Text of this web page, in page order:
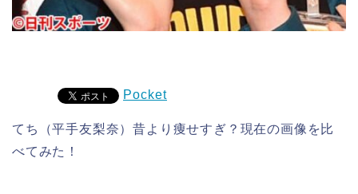
Pocket
てち（平手友梨奈）昔より痩せすぎ？現在の画像を比
べてみた！